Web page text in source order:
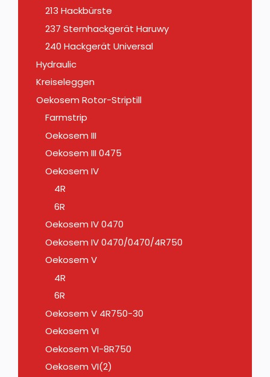
213 Hackbürste
237 Sternhackgerät Haruwy
240 Hackgerät Universal
Hydraulic
Kreiseleggen
Oekosem Rotor-Striptill
Farmstrip
Oekosem III
Oekosem III 0475
Oekosem IV
4R
6R
Oekosem IV 0470
Oekosem IV 0470/0470/4R750
Oekosem V
4R
6R
Oekosem V 4R750-30
Oekosem VI
Oekosem VI-8R750
Oekosem VI(2)